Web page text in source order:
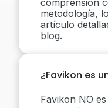
metodología,
artículo
blog.
¿Favikon es
Favikon NO